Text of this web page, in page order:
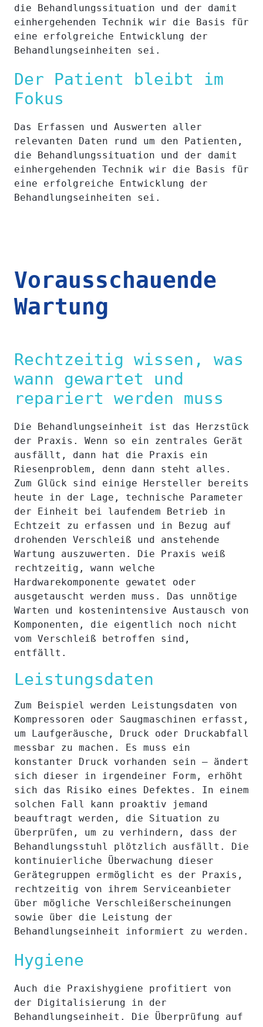
die Behandlungssituation und der damit
einhergehenden Technik wir die Basis für
eine erfolgreiche Entwicklung der
Behandlungseinheiten sei.
Der Patient bleibt im
Fokus
Das Erfassen und Auswerten aller
relevanten Daten rund um den Patienten,
die Behandlungssituation und der damit
einhergehenden Technik wir die Basis für
eine erfolgreiche Entwicklung der
Behandlungseinheiten sei.
Vorausschauende
Wartung
Rechtzeitig wissen, was
wann gewartet und
repariert werden muss
Die Behandlungseinheit ist das Herzstück
der Praxis. Wenn so ein zentrales Gerät
ausfällt, dann hat die Praxis ein
Riesenproblem, denn dann steht alles.
Zum Glück sind einige Hersteller bereits
heute in der Lage, technische Parameter
der Einheit bei laufendem Betrieb in
Echtzeit zu erfassen und in Bezug auf
drohenden Verschleiß und anstehende
Wartung auszuwerten. Die Praxis weiß
rechtzeitig, wann welche
Hardwarekomponente gewatet oder
ausgetauscht werden muss. Das unnötige
Warten und kostenintensive Austausch von
Komponenten, die eigentlich noch nicht
vom Verschleiß betroffen sind,
entfällt.
Leistungsdaten
Zum Beispiel werden Leistungsdaten von
Kompressoren oder Saugmaschinen erfasst,
um Laufgeräusche, Druck oder Druckabfall
messbar zu machen. Es muss ein
konstanter Druck vorhanden sein – ändert
sich dieser in irgendeiner Form, erhöht
sich das Risiko eines Defektes. In einem
solchen Fall kann proaktiv jemand
beauftragt werden, die Situation zu
überprüfen, um zu verhindern, dass der
Behandlungsstuhl plötzlich ausfällt. Die
kontinuierliche Überwachung dieser
Gerätegruppen ermöglicht es der Praxis,
rechtzeitig von ihrem Serviceanbieter
über mögliche Verschleißerscheinungen
sowie über die Leistung der
Behandlungseinheit informiert zu werden.
Hygiene
Auch die Praxishygiene profitiert von
der Digitalisierung in der
Behandlungseinheit. Die Überprüfung auf